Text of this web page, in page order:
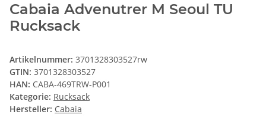
Cabaia Advenutrer M Seoul TU
Rucksack
Artikelnummer: 3701328303527rw
GTIN: 3701328303527
HAN: CABA-469TRW-P001
Kategorie: Rucksack
Hersteller: Cabaia